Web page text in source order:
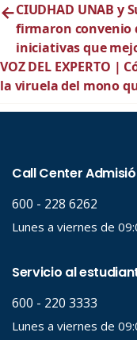
←CIUDHAD UNAB y
firmaron convenio
iniciativas que
VOZ DEL EXPERTO
la viruela del mono